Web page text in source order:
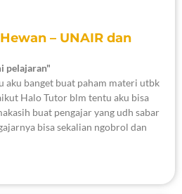
– UNAIR dan
pelajaran"
aku banget buat paham materi utbk
Halo Tutor blm tentu aku bisa
buat pengajar yang udh sabar
bisa sekalian ngobrol dan